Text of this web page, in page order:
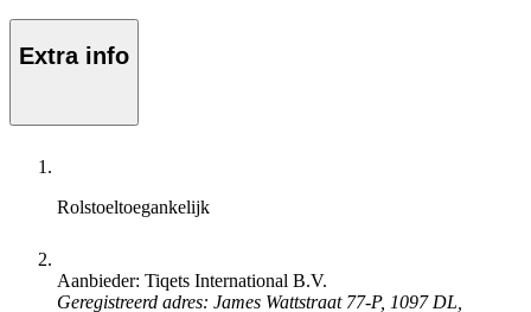
Extra info
Rolstoeltoegankelijk
Aanbieder: Tiqets International B.V.
Geregistreerd adres: James Wattstraat 77-P, 1097 DL,